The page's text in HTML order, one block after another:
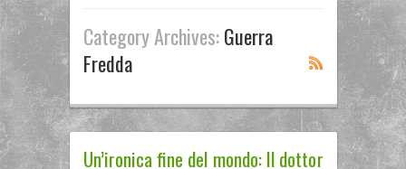
Category Archives:Guerra
Fredda
Un’ironica fine del mondo: Il dottor